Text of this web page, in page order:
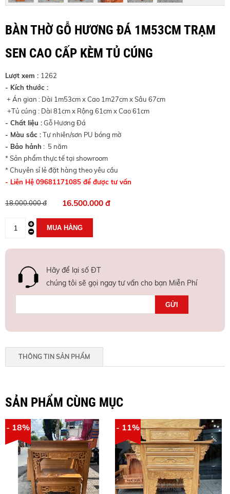
BÀN THỜ GỖ HƯƠNG ĐÁ 1M53CM TRẠM
SEN CAO CẤP KÈM TỦ CÚNG
Lượt xem : 1262
- Kích thước :
+ Án gian : Dài 1m53cm x Cao 1m27cm x Sâu 67cm
+Tủ cúng : Dài 81cm x Rộng 61cm x Cao 61cm
- Chất liệu :Gỗ Hương Đá
- Màu sắc :Tự nhiên/sơn PU bóng mờ
- Bảo hảnh : 5 năm
* Sản phẩm thực tế tại showroom
* Chuyên sỉ lẻ đặt hàng theo yêu cầu
- Liên Hệ 09681171085 để được tư vấn
18.000.000 đ 16.500.000 đ
Hãy để lại số ĐT
chúng tôi sẽ gọi ngay tư vấn cho bạn Miễn Phí
THÔNG TIN SẢN PHẨM
SẢN PHẨM CÙNG MỤC
- 18% - 11%